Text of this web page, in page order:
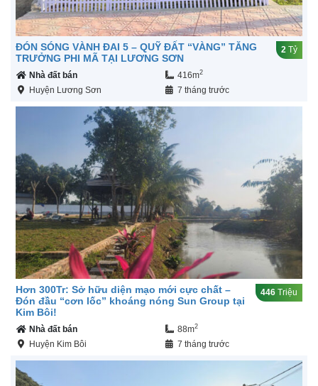
ĐÓN SÓNG VÀNH ĐAI 5 – QUỸ ĐẤT “VÀNG” TĂNG
TRƯỞNG PHI MÃ TẠI LƯƠNG SƠN
2 Tỷ
Nhà đất bán 416m2
Huyện Lương Sơn 7 tháng trước
Hơn 300Tr: Sở hữu diện mạo mới cực chất –
Đón đầu “cơn lốc” khoáng nóng Sun Group tại
Kim Bôi!
446 Triệu
Nhà đất bán 88m2
Huyện Kim Bôi 7 tháng trước